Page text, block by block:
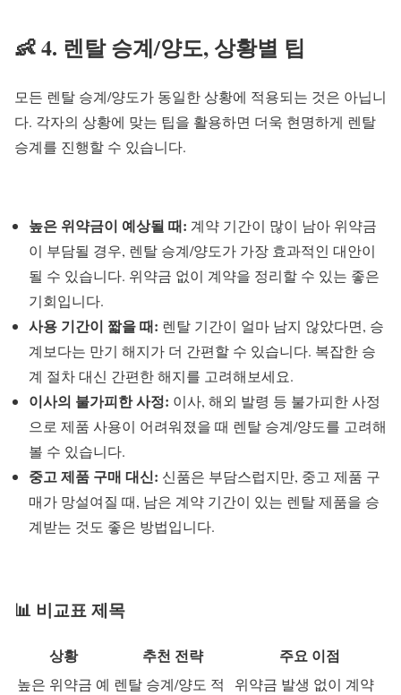
👶 4. 렌탈 승계/양도, 상황별 팁
모든 렌탈 승계/양도가 동일한 상황에 적용되는 것은 아닙니
다. 각자의 상황에 맞는 팁을 활용하면 더욱 현명하게 렌탈
승계를 진행할 수 있습니다.
높은 위약금이 예상될 때: 계약 기간이 많이 남아 위약금
이 부담될 경우, 렌탈 승계/양도가 가장 효과적인 대안이
될 수 있습니다. 위약금 없이 계약을 정리할 수 있는 좋은
기회입니다.
사용 기간이 짧을 때: 렌탈 기간이 얼마 남지 않았다면, 승
계보다는 만기 해지가 더 간편할 수 있습니다. 복잡한 승
계 절차 대신 간편한 해지를 고려해보세요.
이사의 불가피한 사정: 이사, 해외 발령 등 불가피한 사정
으로 제품 사용이 어려워졌을 때 렌탈 승계/양도를 고려해
볼 수 있습니다.
중고 제품 구매 대신: 신품은 부담스럽지만, 중고 제품 구
매가 망설여질 때, 남은 계약 기간이 있는 렌탈 제품을 승
계받는 것도 좋은 방법입니다.
📊 비교표 제목
상황 추천 전략 주요 이점
높은 위약금 예 렌탈 승계/양도 적
위약금 발생 없이 계약